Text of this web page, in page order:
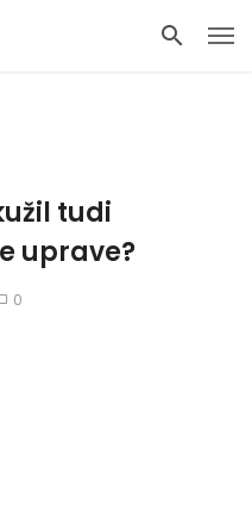
tudi
uprave?
0